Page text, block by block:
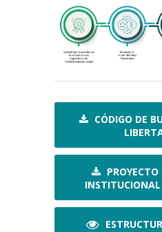
CÓDIGO DE